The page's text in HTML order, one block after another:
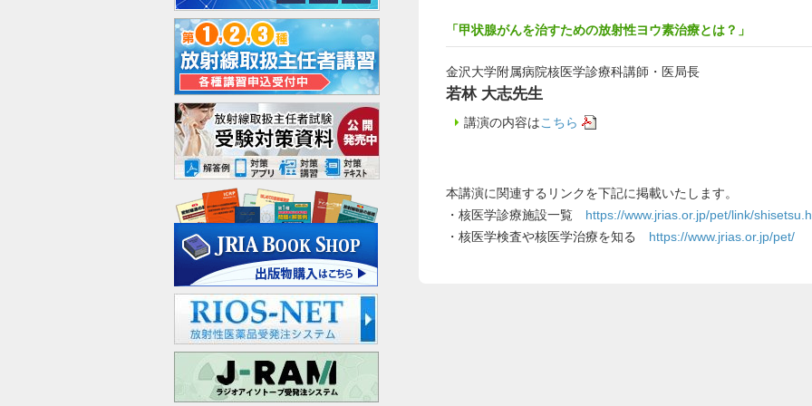
「甲状腺がんを治すための放射性ヨウ素治療とは？」
金沢大学附属病院核医学診療科講師・医局長
若林 大志先生
講演の内容はこちら
本講演に関連するリンクを下記に掲載いたします。
・核医学診療施設一覧 https://www.jrias.or.jp/pet/link/
・核医学検査や核医学治療を知る https://www.jrias.or.jp/pet/